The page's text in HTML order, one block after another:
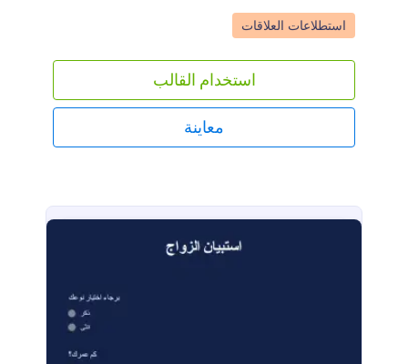
يعتقد الشركاء في شركائهم، وكيف يشعرون بعلاقتهم
ويساعدهم على فهم توقعاتهم. يبدأ الاستطلاع بمعلومات
تصنيف على مقياس الرضا. إذا كنت معالجًا أو مستشارًا
للعلاقات، يمكنك استخدام هذا الاستطلاع لفهم مشاعر
مرضاك بشكل أفضل. يمكن تخصيص استبيان مدى رضا
العلاقة هذا بالكامل دون الحاجة إلى أي اكواد برمجية. كل
ما عليك فعله هو نسخ النموذج، وتغيير الحقول، وإضافة أو
Go to Category:
استطلاعات العلاقات
استخدام القالب
معاينة